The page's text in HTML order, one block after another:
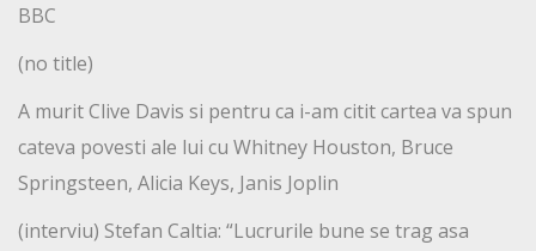
BBC
(no title)
A murit Clive Davis si pentru ca i-am citit cartea va spun
cateva povesti ale lui cu Whitney Houston, Bruce
Springsteen, Alicia Keys, Janis Joplin
(interviu) Stefan Caltia: “Lucrurile bune se trag asa